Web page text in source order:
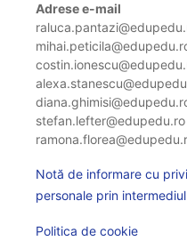
Adrese e-mail
stefan.lefter@edupedu.ro
Notă de informare cu
personale prin
Politica de cookie